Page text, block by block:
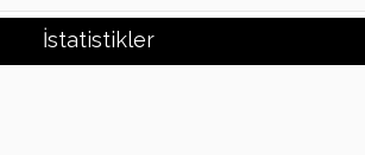
İstatistikler